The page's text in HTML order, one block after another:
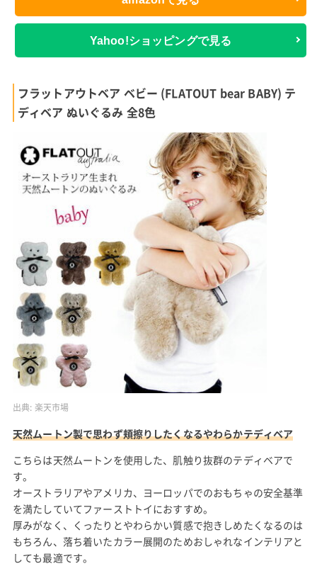
Yahoo!ショッピングで見る
フラットアウトベア ベビー (FLATOUT bear BABY) テ
ディベア ぬいぐるみ 全8色
出典: 楽天市場
天然ムートン製で思わず頬擦りしたくなるやわらかテディベア
こちらは天然ムートンを使用した、肌触り抜群のテディベアで
す。
オーストラリアやアメリカ、ヨーロッパでのおもちゃの安全基準
を満たしていてファーストトイにおすすめ。
厚みがなく、くったりとやわらかい質感で抱きしめたくなるのは
もちろん、落ち着いたカラー展開のためおしゃれなインテリアと
しても最適です。